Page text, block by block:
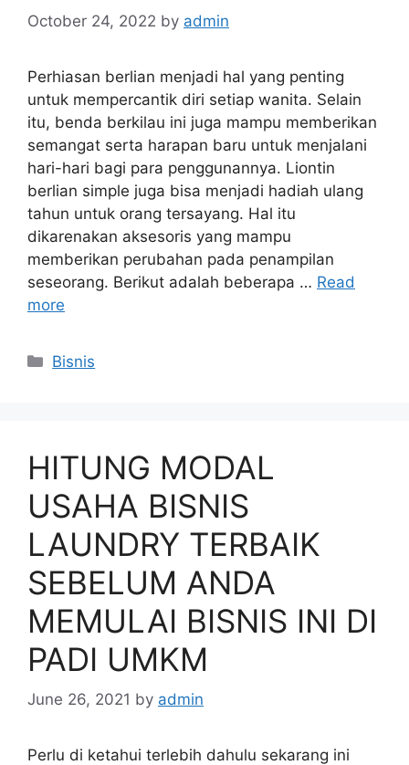
October 24, 2022 by admin
Perhiasan berlian menjadi hal yang penting
untuk mempercantik diri setiap wanita. Selain
itu, benda berkilau ini juga mampu memberikan
semangat serta harapan baru untuk menjalani
hari-hari bagi para penggunannya. Liontin
berlian simple juga bisa menjadi hadiah ulang
tahun untuk orang tersayang. Hal itu
dikarenakan aksesoris yang mampu
memberikan perubahan pada penampilan
seseorang. Berikut adalah beberapa … Read
more
Categories
Bisnis
HITUNG MODAL
USAHA BISNIS
LAUNDRY TERBAIK
SEBELUM ANDA
MEMULAI BISNIS INI DI
PADI UMKM
June 26, 2021 by admin
Perlu di ketahui terlebih dahulu sekarang ini